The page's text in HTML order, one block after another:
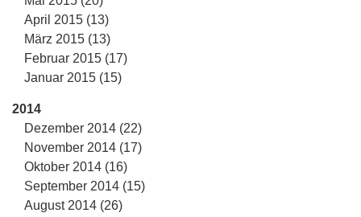
April 2015 (13)
März 2015 (13)
Februar 2015 (17)
Januar 2015 (15)
2014
Dezember 2014 (22)
November 2014 (17)
Oktober 2014 (16)
September 2014 (15)
August 2014 (26)